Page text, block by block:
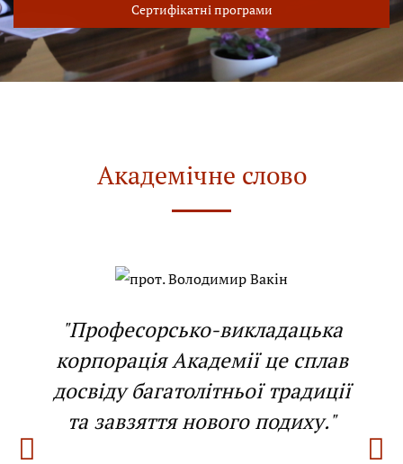
Сертифікатні програми
Академічне слово
"Професорсько-викладацька
корпорація Академії це сплав
досвіду багатолітньої традиції
та завзяття нового подиху."